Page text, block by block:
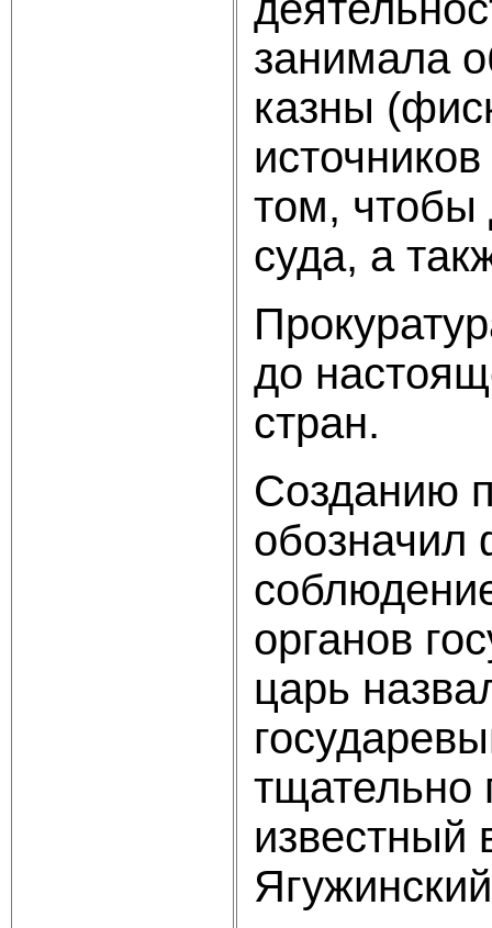
занимала
казны
том, чтобы
суда, а
до
стран.
Созданию
обозначил
органов
царь
тщательно
известный